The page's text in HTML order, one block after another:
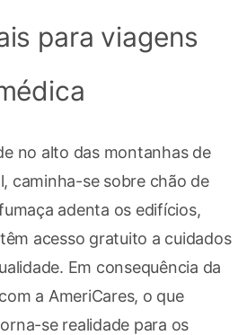
para viagens
no alto das montanhas de
caminha-se sobre chão de
adenta os edifícios,
acesso gratuito a cuidados
Em consequência da
a AmeriCares, o que
se realidade para os